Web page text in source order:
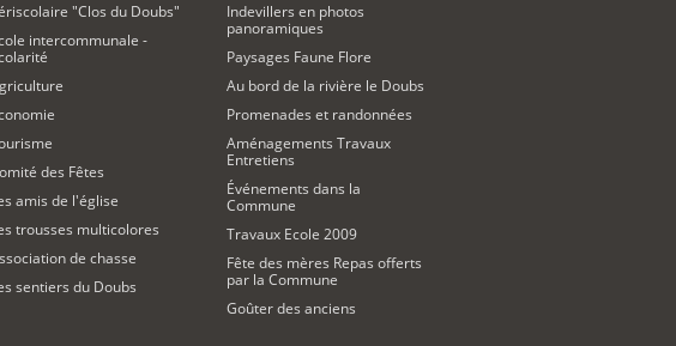
"Clos du Doubs"
intercommunale -
des Fêtes
amis de l'église
trousses multicolores
de chasse
sentiers du Doubs
Indevillers en photos
panoramiques
Paysages Faune Flore
Au bord de la rivière le Doubs
Promenades et randonnées
Aménagements Travaux
Entretiens
Événements dans la
Commune
Travaux Ecole 2009
Fête des mères Repas offerts
par la Commune
Goûter des anciens